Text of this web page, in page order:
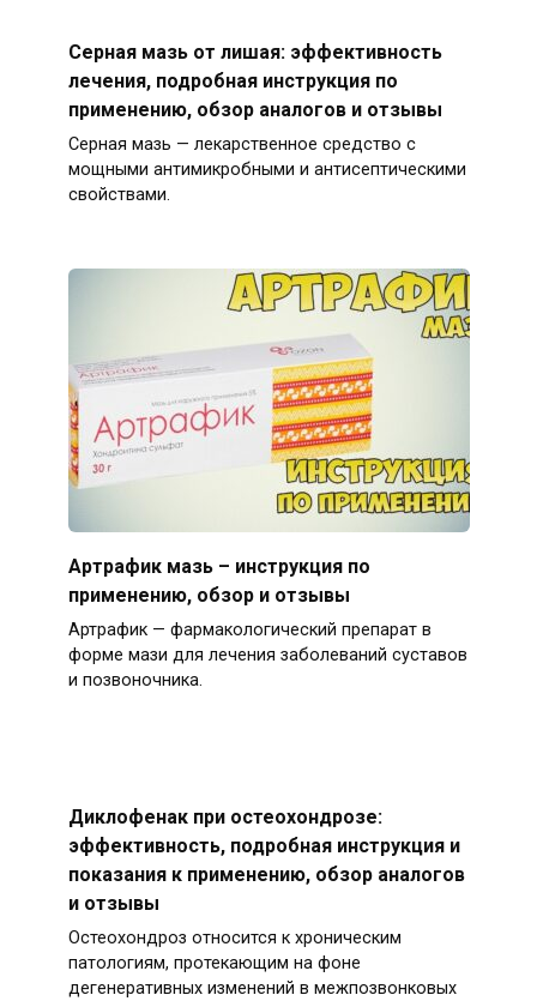
Серная мазь от лишая: эффективность
лечения, подробная инструкция по
применению, обзор аналогов и отзывы
Серная мазь — лекарственное средство с
мощными антимикробными и антисептическими
свойствами.
Артрафик мазь – инструкция по
применению, обзор и отзывы
Артрафик — фармакологический препарат в
форме мази для лечения заболеваний суставов
и позвоночника.
Диклофенак при остеохондрозе:
эффективность, подробная инструкция и
показания к применению, обзор аналогов
и отзывы
Остеохондроз относится к хроническим
патологиям, протекающим на фоне
дегенеративных изменений в межпозвонковых